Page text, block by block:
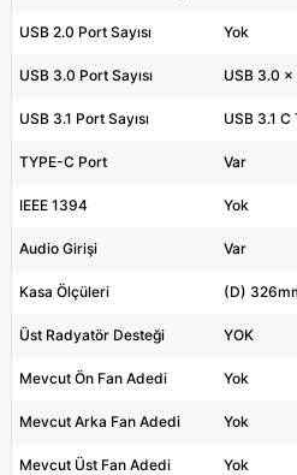
USB 2.0 Port Sayısı Yok
USB 3.0 Port Sayısı USB 3.0 x
USB 3.1 Port Sayısı USB 3.1 C
TYPE-C Port Var
IEEE 1394 Yok
Audio Girişi Var
Kasa Ölçüleri (D)
Üst Radyatör Desteği YOK
Mevcut Ön Fan Adedi Yok
Mevcut Arka Fan Adedi Yok
Mevcut Üst Fan Adedi Yok